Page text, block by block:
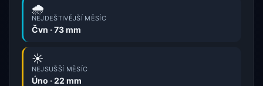
🌧️
NEJDEŠTIVĚJŠÍ MĚSÍC
Čvn · 73 mm
☀️
NEJSUŠŠÍ MĚSÍC
Úno · 22 mm